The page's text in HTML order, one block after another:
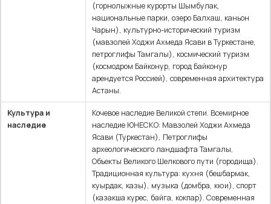
(горнолыжные курорты Шымбулак,
национальные парки, озеро Балхаш, каньон
Чарын), культурно-исторический туризм
(мавзолей Ходжи Ахмеда Ясави в Туркестане,
петроглифы Тамгалы), космический туризм
(космодром Байконур, город Байконур
арендуется Россией), современная архитектура
Астаны.
Культура и
наследие
Кочевое наследие Великой степи. Всемирное
наследие ЮНЕСКО: Мавзолей Ходжи Ахмеда
Ясави (Туркестан), Петроглифы
археологического ландшафта Тамгалы,
Объекты Великого Шелкового пути (городища).
Традиционная культура: кухня (бешбармак,
куырдак, казы), музыка (домбра, кюи), спорт
(казакша курес, байга, кокпар). Современная